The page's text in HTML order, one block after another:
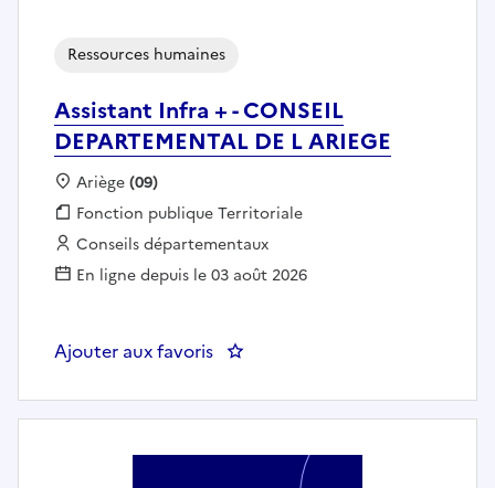
Assistant Infra + - CONSEIL
DEPARTEMENTAL DE L ARIEGE
Ressources humaines
Localisation :
Ariège(09)
Fonction publique :
Fonction publique Territoriale
Employeur :
Conseils départementaux
En ligne depuis le 03 août 2026
Ajouter aux favoris : Assistant Infra + - CONSEIL